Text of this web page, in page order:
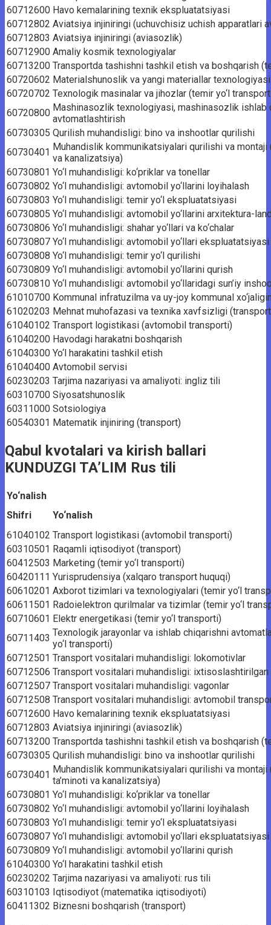
60712600 Havo kemalarining texnik ekspluatatsiyasi
60712802 Aviatsiya injiniringi (uchuvchisiz uchish apparatlari
60712803 Aviatsiya injiniringi (aviasozlik)
60712900 Amaliy kosmik texnologiyalar
60713200 Transportda tashishni tashkil etish va boshqarish
60720602 Materialshunoslik va yangi materiallar
60720702 Texnologik masinalar va jihozlar (temir yo‘l
60720800 Mashinasozlik texnologiyasi, mashinasozlik ishlab
avtomatlashtirish
60730305 Qurilish muhandisligi: bino va inshootlar qurilishi
60730401 Muhandislik kommunikatsiyalari qurilishi va
va kanalizatsiya)
60730801 Yo‘l muhandisligi: ko‘priklar va tonellar
60730802 Yo‘l muhandisligi: avtomobil yo‘llarini loyihalash
60730803 Yo‘l muhandisligi: temir yo‘l ekspluatatsiyasi
60730805 Yo‘l muhandisligi: avtomobil yo‘llarini arxitektura-
60730806 Yo‘l muhandisligi: shahar yo‘llari va ko‘chalar
60730807 Yo‘l muhandisligi: avtomobil yo‘llari ekspluatatsiyasi
60730808 Yo‘l muhandisligi: temir yo‘l qurilishi
60730809 Yo‘l muhandisligi: avtomobil yo‘llarini qurish
60730810 Yo‘l muhandisligi: avtomobil yo‘llaridagi sun’iy
61010700 Kommunal infratuzilma va uy-joy kommunal
61020203 Mehnat muhofazasi va texnika xavfsizligi
61040102 Transport logistikasi (avtomobil transporti)
61040200 Havodagi harakatni boshqarish
61040300 Yo‘l harakatini tashkil etish
61040400 Avtomobil servisi
60230203 Tarjima nazariyasi va amaliyoti: ingliz tili
60310700 Siyosatshunoslik
60311000 Sotsiologiya
60540301 Matematik injiniring (transport)
Qabul kvotalari va kirish ballari
KUNDUZGI TA’LIM Rus tili
Yo‘nalish
Shifri
Yo‘nalish
61040102 Transport logistikasi (avtomobil transporti)
60310501 Raqamli iqtisodiyot (transport)
60412503 Marketing (temir yo‘l transporti)
60420111 Yurisprudensiya (xalqaro transport huquqi)
60610201 Axborot tizimlari va texnologiyalari (temir yo‘l
60611501 Radoielektron qurilmalar va tizimlar (temir yo‘l
60710601 Elektr energetikasi (temir yo‘l transporti)
60711403 Texnologik jarayonlar va ishlab chiqarishni
yo‘l transporti)
60712501 Transport vositalari muhandisligi: lokomotivlar
60712506 Transport vositalari muhandisligi:
60712507 Transport vositalari muhandisligi: vagonlar
60712508 Transport vositalari muhandisligi: avtomobil
60712600 Havo kemalarining texnik ekspluatatsiyasi
60712803 Aviatsiya injiniringi (aviasozlik)
60713200 Transportda tashishni tashkil etish va boshqarish
60730305 Qurilish muhandisligi: bino va inshootlar qurilishi
60730401 Muhandislik kommunikatsiyalari qurilishi va
ta’minoti va kanalizatsiya)
60730801 Yo‘l muhandisligi: ko‘priklar va tonellar
60730802 Yo‘l muhandisligi: avtomobil yo‘llarini loyihalash
60730803 Yo‘l muhandisligi: temir yo‘l ekspluatatsiyasi
60730807 Yo‘l muhandisligi: avtomobil yo‘llari ekspluatatsiyasi
60730809 Yo‘l muhandisligi: avtomobil yo‘llarini qurish
61040300 Yo‘l harakatini tashkil etish
60230202 Tarjima nazariyasi va amaliyoti: rus tili
60310103 Iqtisodiyot (matematika iqtisodiyoti)
60411302 Biznesni boshqarish (transport)